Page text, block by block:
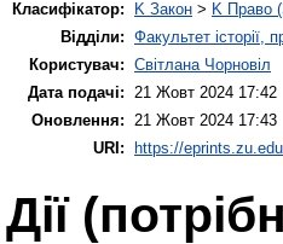
Класифікатор:
K Закон > K Право
Відділи: Факультет історії,
Користувач: Світлана Чорновіл
Дата подачі: 21 Жовт 2024 17:42
Оновлення: 21 Жовт 2024 17:43
URI:
https://
Дії